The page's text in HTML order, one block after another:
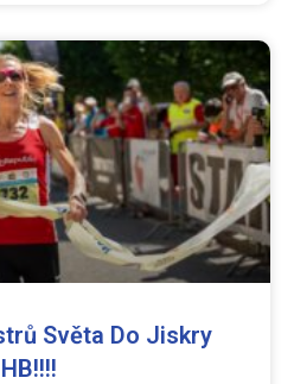
Světa Do Jiskry
HB!!!!